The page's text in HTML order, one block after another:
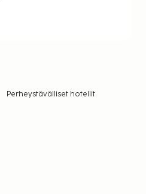
Perheystävälliset hotellit